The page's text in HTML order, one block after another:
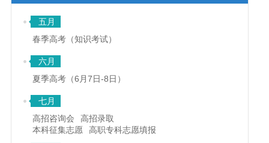
五月
春季高考（知识考试）
六月
夏季高考（6月7日-8日）
七月
高招咨询会
高招录取
本科征集志愿
高职专科志愿填报